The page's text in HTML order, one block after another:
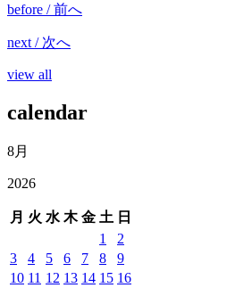
before / 前へ
next / 次へ
view all
calendar
8月
2026
月 火 水 木 金 土 日
1
2
3
4 5 6 7 8
9
10 11 12 13 14 15 16